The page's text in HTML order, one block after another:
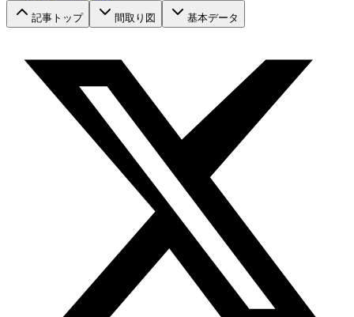
記事トップ 間取り図 基本データ